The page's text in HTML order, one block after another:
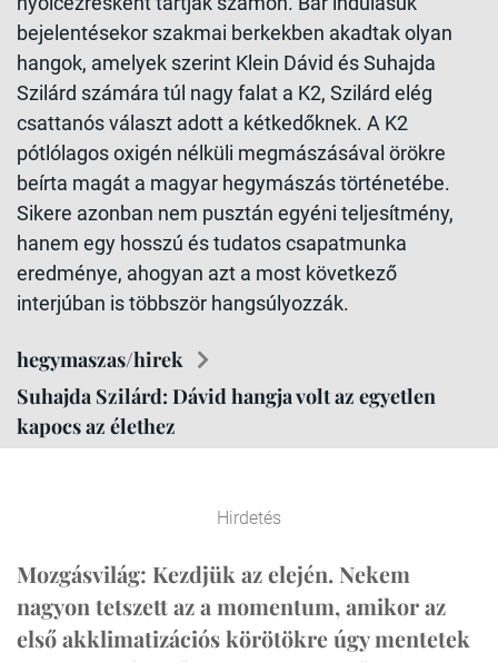
bejelentésekor szakmai berkekben akadtak olyan
hangok, amelyek szerint Klein Dávid és Suhajda
Szilárd számára túl nagy falat a K2, Szilárd elég
csattanós választ adott a kétkedőknek. A K2
pótlólagos oxigén nélküli megmászásával örökre
beírta magát a magyar hegymászás történetébe.
Sikere azonban nem pusztán egyéni teljesítmény,
hanem egy hosszú és tudatos csapatmunka
eredménye, ahogyan azt a most következő
interjúban is többször hangsúlyozzák.
hegymaszas/hirek
Suhajda Szilárd: Dávid hangja volt az egyetlen
kapocs az élethez
Hirdetés
Mozgásvilág: Kezdjük az elején. Nekem
nagyon tetszett az a momentum, amikor az
első akklimatizációs körötökre úgy mentetek